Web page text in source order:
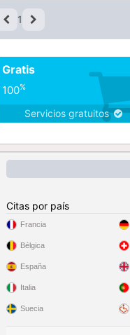
1
Gratis
100%
Servicios gratuitos
Citas por país
Francia
Bélgica
España
Italia
Suecia